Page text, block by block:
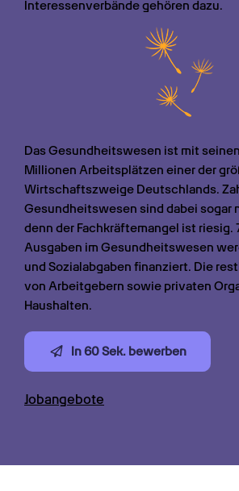
Interessenverbände gehören dazu.
Das Gesundheitswesen ist mit
Millionen Arbeitsplätzen einer der
Wirtschaftszweige Deutschlands.
Gesundheitswesen sind dabei sogar
denn der Fachkräftemangel ist riesig.
Ausgaben im Gesundheitswesen
und Sozialabgaben finanziert. Die
von Arbeitgebern sowie privaten
Haushalten.
In 60 Sek. bewerben
Jobangebote